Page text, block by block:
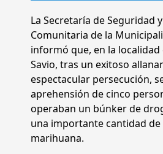
La Secretaría de Seguridad
Comunitaria de la
informó que, en la
Savio, tras un exitoso
espectacular persecución,
aprehensión de cinco
operaban un búnker de
una importante cantidad de
marihuana.